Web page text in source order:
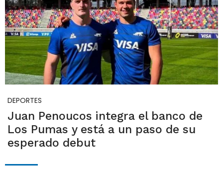
DEPORTES
Juan Penoucos integra el banco de
Los Pumas y está a un paso de su
esperado debut